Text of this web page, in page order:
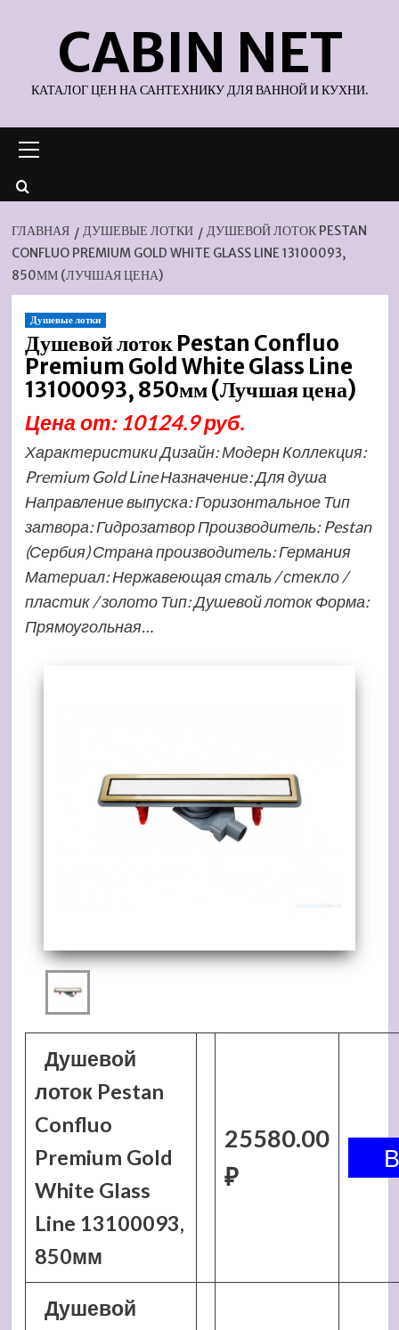
содержимомуCABIN NET
КАТАЛОГ ЦЕН НА САНТЕХНИКУ ДЛЯ ВАННОЙ И КУХНИ.
меню
ГЛАВНАЯ ДУШЕВЫЕ ЛОТКИ
ДУШЕВОЙ ЛОТОК PESTAN
CONFLUO PREMIUM GOLD WHITE GLASS LINE 13100093,
850ММ (ЛУЧШАЯ ЦЕНА)
Душевые лотки
Душевой лоток Pestan Confluo
Premium Gold White Glass Line
13100093, 850мм (Лучшая цена)
Цена от: 10124.9 руб.
Характеристики Дизайн: Модерн Коллекция:
Premium Gold Line Назначение: Для душа
Направление выпуска: Горизонтальное Тип
затвора: Гидрозатвор Производитель: Pestan
(Сербия) Страна производитель: Германия
Материал: Нержавеющая сталь / стекло /
пластик / золото Тип: Душевой лоток Форма:
Прямоугольная…
Душевой
лоток Pestan
Confluo
Premium Gold
White Glass
Line 13100093,
850мм
25580.00
₽
Душевой